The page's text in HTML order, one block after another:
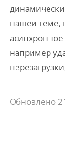
нашей теме,
асинхронное
например
Обновлено